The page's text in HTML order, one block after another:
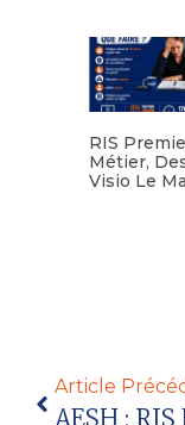
RIS
Métier,
Visio Le
Article